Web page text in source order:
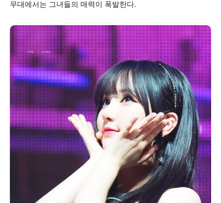
무대에서는 그녀들의 매력이 폭발한다.